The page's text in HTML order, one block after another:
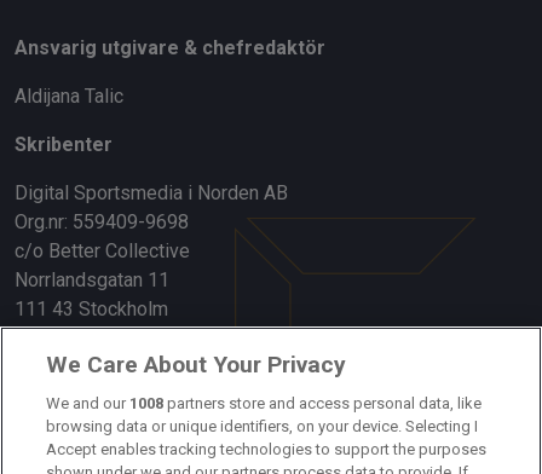
Ansvarig utgivare & chefredaktör
Aldijana Talic
Skribenter
Digital Sportsmedia i Norden AB
Org.nr: 559409-9698
c/o Better Collective
Norrlandsgatan 11
111 43 Stockholm
Länkar
Om oss
Kontakta oss
We Care About Your Privacy
We and our 1008 partners store and access personal data, like
browsing data or unique identifiers, on your device. Selecting I
Accept enables tracking technologies to support the purposes